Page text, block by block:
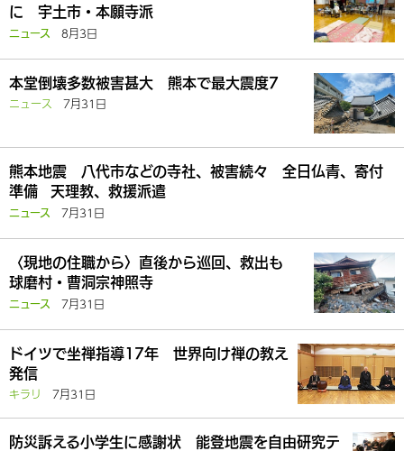
に 宇土市・本願寺派
ニュース 8月3日
本堂倒壊多数被害甚大 熊本で最大震度7
ニュース 7月31日
熊本地震 八代市などの寺社、被害続々 全日仏青、寄付
準備 天理教、救援派遣
ニュース 7月31日
〈現地の住職から〉直後から巡回、救出も
球磨村・曹洞宗神照寺
ニュース 7月31日
ドイツで坐禅指導17年 世界向け禅の教え
発信
キラリ 7月31日
防災訴える小学生に感謝状 能登地震を自由研究テ